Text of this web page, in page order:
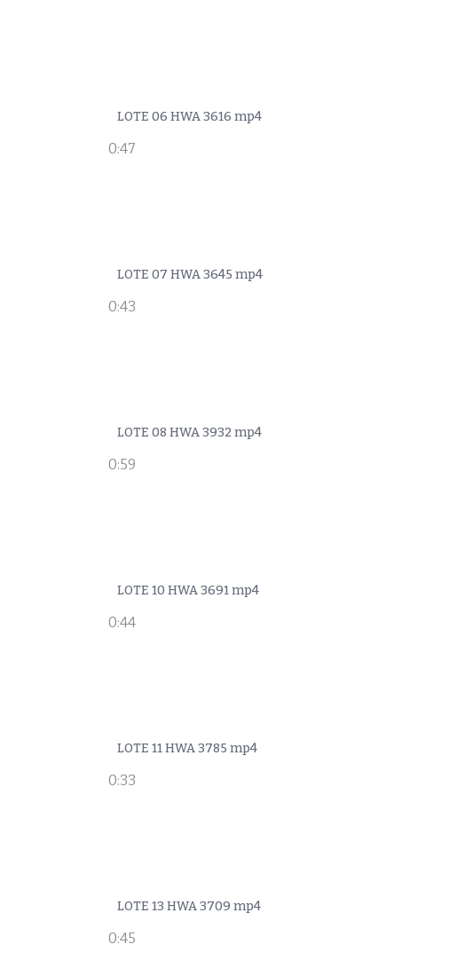
LOTE 06 HWA 3616 mp4
0:47
LOTE 07 HWA 3645 mp4
0:43
LOTE 08 HWA 3932 mp4
0:59
LOTE 10 HWA 3691 mp4
0:44
LOTE 11 HWA 3785 mp4
0:33
LOTE 13 HWA 3709 mp4
0:45